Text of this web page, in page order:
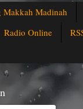
Makkah Madinah
Radio Online